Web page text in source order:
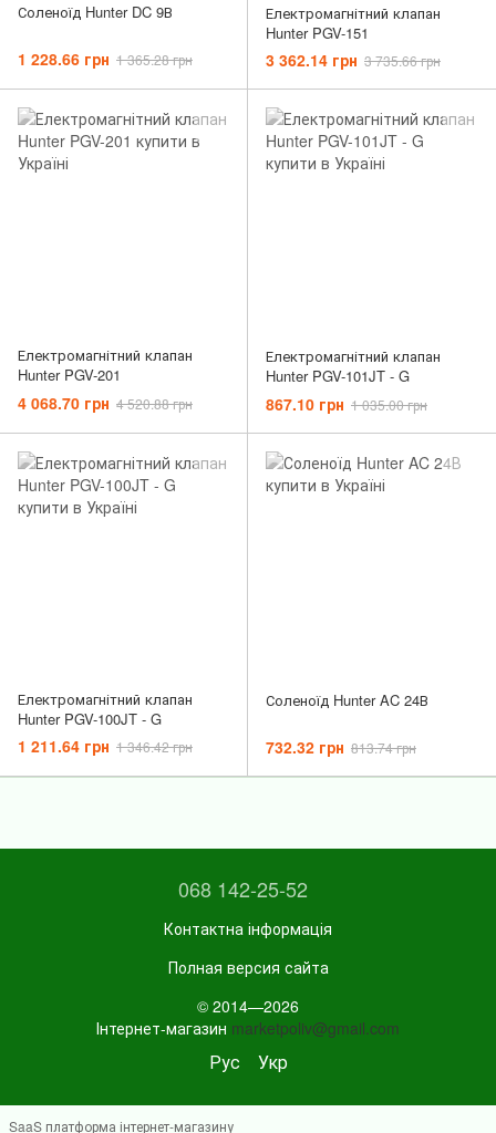
Соленоїд Hunter DC 9В
1 228.66 грн 1 365.28 грн
Електромагнітний клапан
Hunter PGV-151
3 362.14 грн 3 735.66 грн
Електромагнітний клапан
Hunter PGV-201
4 068.70 грн 4 520.88 грн
Електромагнітний клапан
Hunter PGV-101JT - G
867.10 грн 1 035.00 грн
Електромагнітний клапан
Hunter PGV-100JT - G
1 211.64 грн 1 346.42 грн
Соленоїд Hunter AC 24В
732.32 грн 813.74 грн
068 142-25-52
Контактна інформація
Полная версия сайта
© 2014—2026
Інтернет-магазин marketpoliv@gmail.com
Рус Укр
SaaS платформа інтернет-магазину